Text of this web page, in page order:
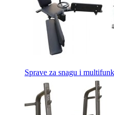
Sprave za snagu i